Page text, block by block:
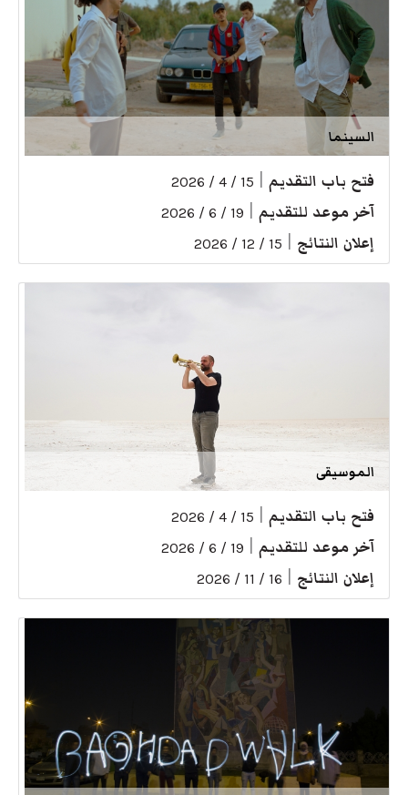
السينما
فتح باب التقديم 15 / 4 / 2026
آخر موعد للتقديم 19 / 6 / 2026
إعلان النتائج 15 / 12 / 2026
الموسيقى
فتح باب التقديم 15 / 4 / 2026
آخر موعد للتقديم 19 / 6 / 2026
إعلان النتائج 16 / 11 / 2026